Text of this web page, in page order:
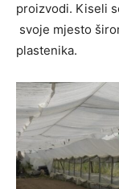
proizvodi. Kiseli
svoje mjesto
plastenika.